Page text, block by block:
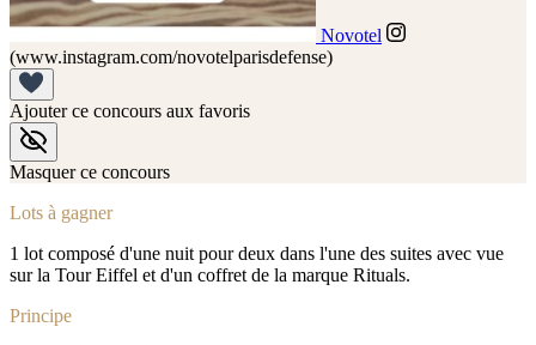
Novotel
(www.instagram.com/novotelparisdefense)
Ajouter ce concours aux favoris
Masquer ce concours
Lots à gagner
1 lot composé d'une nuit pour deux dans l'une des suites avec vue
sur la Tour Eiffel et d'un coffret de la marque Rituals.
Principe